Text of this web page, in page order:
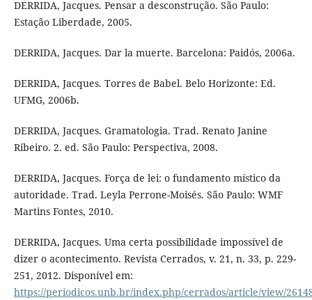
DERRIDA, Jacques. Pensar a desconstrução. São Paulo:
Estação Liberdade, 2005.
DERRIDA, Jacques. Dar la muerte. Barcelona: Paidós, 2006a.
DERRIDA, Jacques. Torres de Babel. Belo Horizonte: Ed.
UFMG, 2006b.
DERRIDA, Jacques. Gramatologia. Trad. Renato Janine
Ribeiro. 2. ed. São Paulo: Perspectiva, 2008.
DERRIDA, Jacques. Força de lei: o fundamento místico da
autoridade. Trad. Leyla Perrone-Moisés. São Paulo: WMF
Martins Fontes, 2010.
DERRIDA, Jacques. Uma certa possibilidade impossível de
dizer o acontecimento. Revista Cerrados, v. 21, n. 33, p. 229-
251, 2012. Disponível em:
https://periodicos.unb.br/index.php/cerrados/article/view/